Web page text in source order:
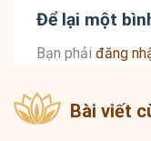
Để lại một
Bạn phải đăng
Bài viết